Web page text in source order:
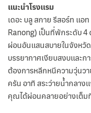
แนะนำโรงแรม
เดอะ บลู สกาย รีสอร์ท แอ
Ranong) เป็นที่พักระดับ
ผ่อนอันแสนสบายในจังหวั
บรรยากาศเงียบสงบและก
ต้องการหลีกหนีความวุ่นว
ครัน อาทิ สระว่ายน้ำกลาง
คุณได้ผ่อนคลายอย่างเต็